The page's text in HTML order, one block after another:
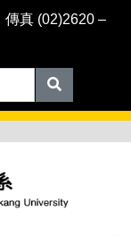
真 (02)2620 –